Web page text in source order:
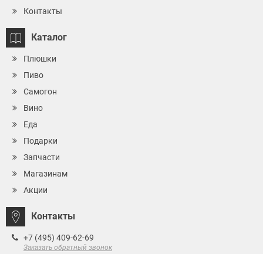
Контакты
Каталог
Плюшки
Пиво
Самогон
Вино
Еда
Подарки
Запчасти
Магазинам
Акции
Контакты
+7 (495) 409-62-69
Заказать обратный звонок